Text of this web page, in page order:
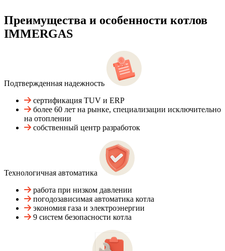
Преимущества и особенности котлов
IMMERGAS
Подтвержденная надежность
сертификация TUV и ERP
более 60 лет на рынке, специализации исключительно
на отоплении
собственный центр разработок
Технологичная автоматика
работа при низком давлении
погодозависимая автоматика котла
экономия газа и электроэнергии
9 систем безопасности котла